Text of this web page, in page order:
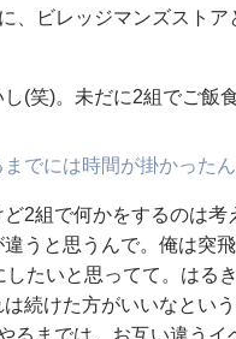
、ビレッジマンズスト
(笑)。未だに2組でご飯
でには時間が掛かった
2組で何かをするのは
うと思うんで。俺は突
たいと思ってて。はる
続けた方がいいなとい
るまでは、お互い違う